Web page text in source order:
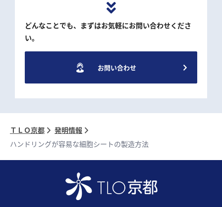
どんなことでも、まずはお気軽にお問い合わせくださ
い。
お問い合わせ
ＴＬＯ京都
発明情報
ハンドリングが容易な細胞シートの製造方法